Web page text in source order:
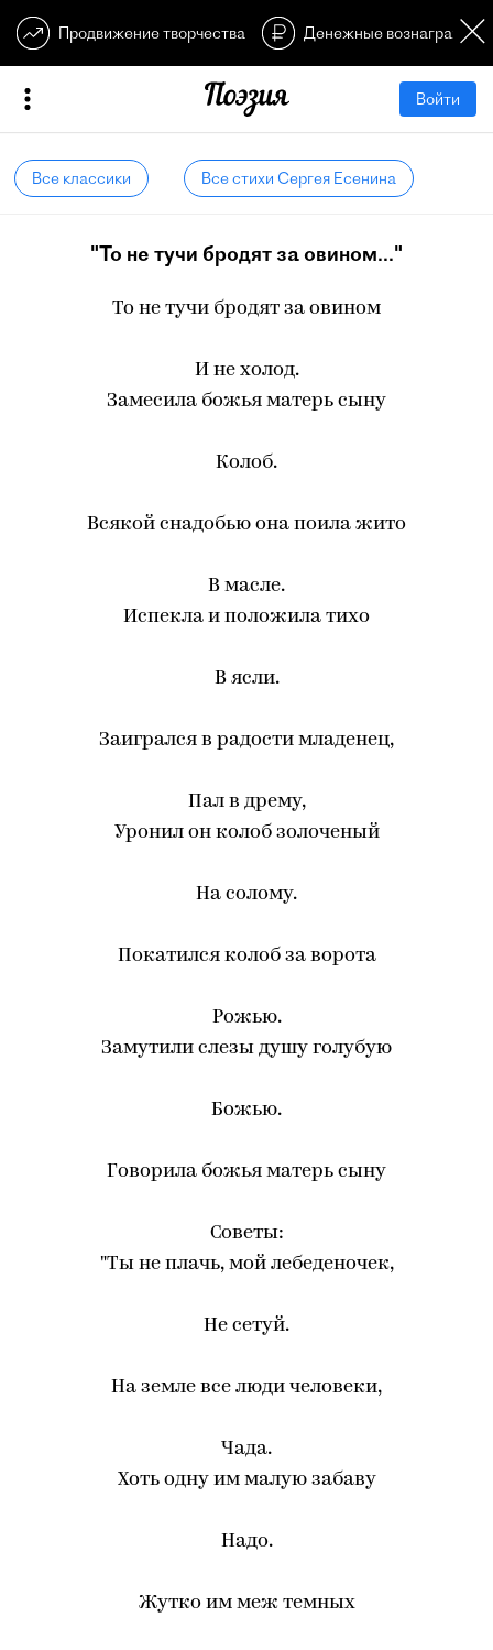
Продвижение творчества Денежные
Войти
Все классики Все стихи Сергея Есенина
"То не тучи бродят за овином..."
То не тучи бродят за овином
И не холод.
Замесила божья матерь сыну
Колоб.
Всякой снадобью она поила жито
В масле.
Испекла и положила тихо
В ясли.
Заигрался в радости младенец,
Пал в дрему,
Уронил он колоб золоченый
На солому.
Покатился колоб за ворота
Рожью.
Замутили слезы душу голубую
Божью.
Говорила божья матерь сыну
Советы:
"Ты не плачь, мой лебеденочек,
Не сетуй.
На земле все люди человеки,
Чада.
Хоть одну им малую забаву
Надо.
Жутко им меж темных